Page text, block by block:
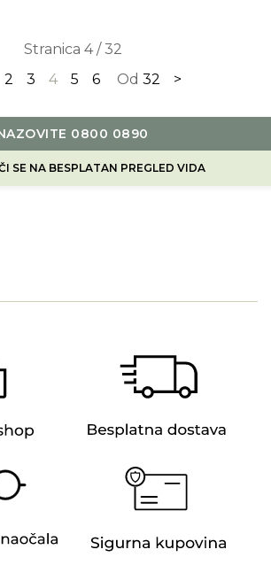
Stranica 4 / 32
2 3 4 5 6 Od 32 >
0800 0890
SE NA BESPLATAN PREGLED VIDA